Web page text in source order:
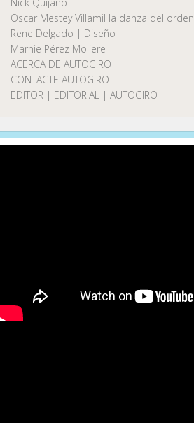
Oscar Mestey Villamil la danza del orden
Rene Delgado | Diseño
Marnie Pérez Moliere
ACERCA DE AUTOGIRO
CONTACTE AUTOGIRO
EDITOR | EDITORIAL | AUTOGIRO